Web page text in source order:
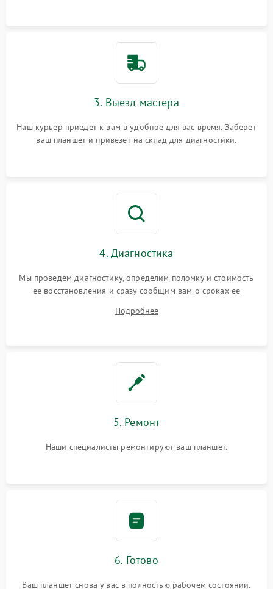
3. Выезд мастера
Наш курьер приедет к вам в удобное для вас время. Заберет
ваш планшет и привезет на склад для диагностики.
4. Диагностика
Мы проведем диагностику, определим поломку и стоимость
ее восстановления и сразу сообщим вам о сроках ее
Подробнее
5. Ремонт
Наши специалисты ремонтируют ваш планшет.
6. Готово
Ваш планшет снова у вас в полностью рабочем состоянии.